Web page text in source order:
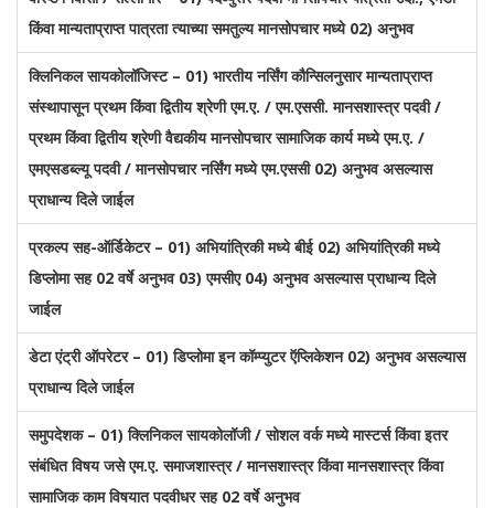
किंवा मान्यताप्राप्त पात्रता त्याच्या समतुल्य मानसोपचार मध्ये 02) अनुभव
क्लिनिकल सायकोलॉजिस्ट – 01) भारतीय नर्सिंग कौन्सिलनुसार मान्यताप्राप्त
संस्थापासून प्रथम किंवा द्वितीय श्रेणी एम.ए. / एम.एससी. मानसशास्त्र पदवी /
प्रथम किंवा द्वितीय श्रेणी वैद्यकीय मानसोपचार सामाजिक कार्य मध्ये एम.ए. /
एमएसडब्ल्यू पदवी / मानसोपचार नर्सिंग मध्ये एम.एससी 02) अनुभव असल्यास
प्राधान्य दिले जाईल
प्रकल्प सह-ऑर्डिकेटर – 01) अभियांत्रिकी मध्ये बीई 02) अभियांत्रिकी मध्ये
डिप्लोमा सह 02 वर्षे अनुभव 03) एमसीए 04) अनुभव असल्यास प्राधान्य दिले
जाईल
डेटा एंट्री ऑपरेटर – 01) डिप्लोमा इन कॉम्प्युटर ऍप्लिकेशन 02) अनुभव असल्यास
प्राधान्य दिले जाईल
समुपदेशक – 01) क्लिनिकल सायकोलॉजी / सोशल वर्क मध्ये मास्टर्स किंवा इतर
संबंधित विषय जसे एम.ए. समाजशास्त्र / मानसशास्त्र किंवा मानसशास्त्र किंवा
सामाजिक काम विषयात पदवीधर सह 02 वर्षे अनुभव